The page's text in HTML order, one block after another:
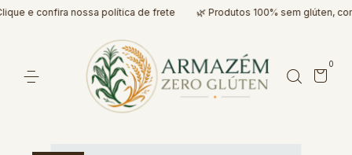
e confira nossa política de frete 🌿 Produtos 100% sem glúten, com
0